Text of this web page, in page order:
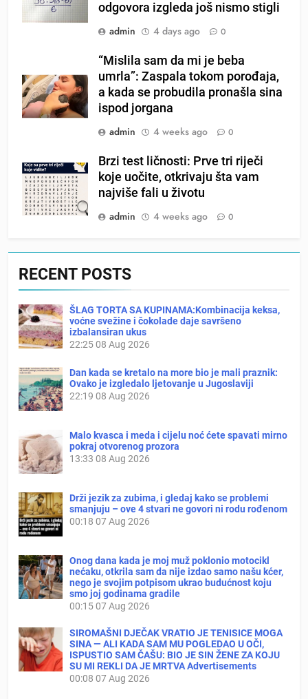
odgovora izgleda još nismo stigli
admin
4 days ago 0
“Mislila sam da mi je beba
umrla”: Zaspala tokom porođaja,
a kada se probudila pronašla sina
ispod jorgana
admin
4 weeks ago 0
Brzi test ličnosti: Prve tri riječi
koje uočite, otkrivaju šta vam
najviše fali u životu
admin
4 weeks ago 0
RECENT POSTS
ŠLAG TORTA SA KUPINAMA:Kombinacija keksa,
voćne svežine i čokolade daje savršeno
izbalansiran ukus
22:2508 Aug 2026
Dan kada se kretalo na more bio je mali praznik:
Ovako je izgledalo ljetovanje u Jugoslaviji
22:19 08 Aug 2026
Malo kvasca i meda i cijelu noć ćete spavati mirno
pokraj otvorenog prozora
13:33 08 Aug 2026
Drži jezik za zubima, i gledaj kako se problemi
smanjuju – ove 4 stvari ne govori ni rodu rođenom
00:18 07 Aug 2026
Onog dana kada je moj muž poklonio motocikl
nećaku, otkrila sam da nije izdao samo našu kćer,
nego je svojim potpisom ukrao budućnost koju
smo joj godinama gradile
00:1507 Aug 2026
SIROMAŠNI DJEČAK VRATIO JE TENISICE MOGA
SINA — ALI KADA SAM MU POGLEDAO U OČI,
ISPUSTIO SAM ČAŠU: BIO JE SIN ŽENE ZA KOJU
SU MI REKLI DA JE MRTVA Advertisements
00:08 07 Aug 2026